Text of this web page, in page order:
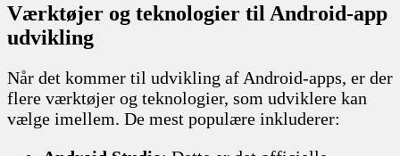
Værktøjer og teknologier til Android-app
udvikling
Når det kommer til udvikling af Android-apps, er der
flere værktøjer og teknologier, som udviklere kan
vælge imellem. De mest populære inkluderer: